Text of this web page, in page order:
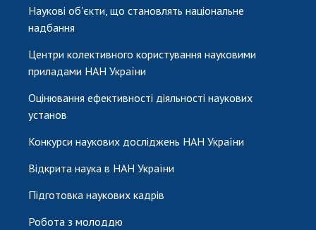
Наукові об'єкти, що становлять національне
надбання
Центри колективного користування науковими
приладами НАН України
Оцінювання ефективності діяльності наукових
установ
Конкурси наукових досліджень НАН України
Відкрита наука в НАН України
Підготовка наукових кадрів
Робота з молоддю